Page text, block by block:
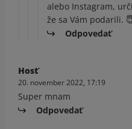
alebo Instagram,
že sa Vám podarili.
Odpovedať
Hosť
20. november 2022, 17:19
Super mnam
Odpovedať